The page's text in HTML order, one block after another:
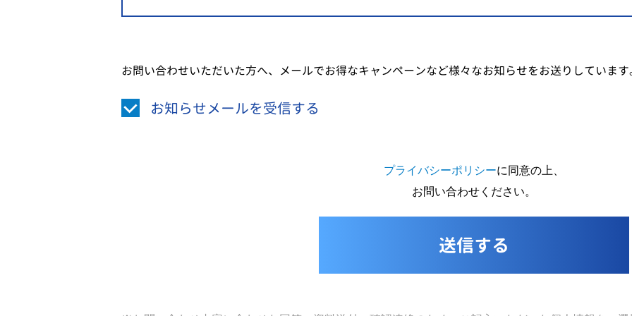
お問い合わせいただいた方へ、メールでお得なキャンペーンなど様々なお知らせをお送りしています
お知らせメールを受信する
プライバシーポリシーに同意の上、
お問い合わせください。